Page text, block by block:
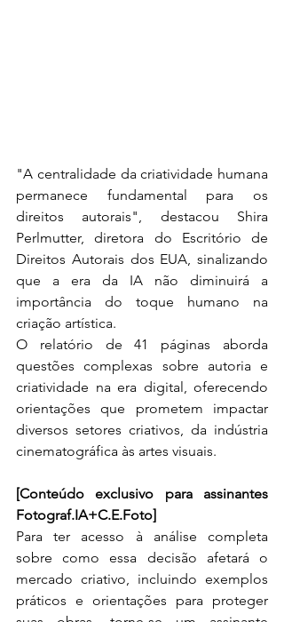
"A centralidade da criatividade humana
permanece fundamental para os
direitos autorais", destacou Shira
Perlmutter, diretora do Escritório de
Direitos Autorais dos EUA, sinalizando
que a era da IA não diminuirá a
importância do toque humano na
criação artística.
O relatório de 41 páginas aborda
questões complexas sobre autoria e
criatividade na era digital, oferecendo
orientações que prometem impactar
diversos setores criativos, da indústria
cinematográfica às artes visuais.
[Conteúdo exclusivo para assinantes
Fotograf.IA+C.E.Foto]
Para ter acesso à análise completa
sobre como essa decisão afetará o
mercado criativo, incluindo exemplos
práticos e orientações para proteger